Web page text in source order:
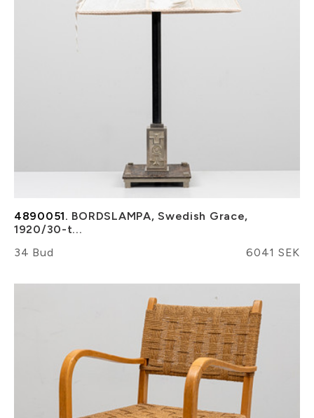
4890051. BORDSLAMPA, Swedish Grace,
1920/30-t...
34 Bud
6041 SEK